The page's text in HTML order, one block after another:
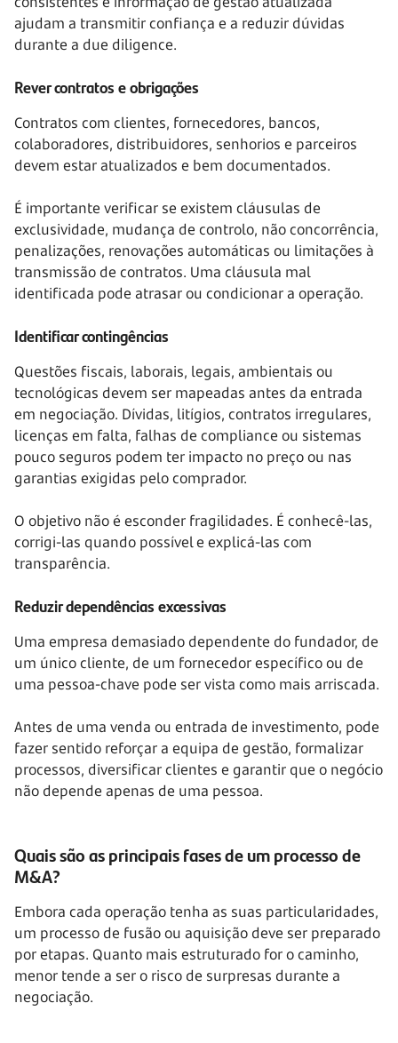
ajudam a transmitir confiança e a reduzir dúvidas
durante a due diligence.
Rever contratos e obrigações
Contratos com clientes, fornecedores, bancos,
colaboradores, distribuidores, senhorios e parceiros
devem estar atualizados e bem documentados.
É importante verificar se existem cláusulas de
exclusividade, mudança de controlo, não concorrência,
penalizações, renovações automáticas ou limitações à
transmissão de contratos. Uma cláusula mal
identificada pode atrasar ou condicionar a operação.
Identificar contingências
Questões fiscais, laborais, legais, ambientais ou
tecnológicas devem ser mapeadas antes da entrada
em negociação. Dívidas, litígios, contratos irregulares,
licenças em falta, falhas de compliance ou sistemas
pouco seguros podem ter impacto no preço ou nas
garantias exigidas pelo comprador.
O objetivo não é esconder fragilidades. É conhecê-las,
corrigi-las quando possível e explicá-las com
transparência.
Reduzir dependências excessivas
Uma empresa demasiado dependente do fundador, de
um único cliente, de um fornecedor específico ou de
uma pessoa-chave pode ser vista como mais arriscada.
Antes de uma venda ou entrada de investimento, pode
fazer sentido reforçar a equipa de gestão, formalizar
processos, diversificar clientes e garantir que o negócio
não depende apenas de uma pessoa.
Quais são as principais fases de um processo de
M&A?
Embora cada operação tenha as suas particularidades,
um processo de fusão ou aquisição deve ser preparado
por etapas. Quanto mais estruturado for o caminho,
menor tende a ser o risco de surpresas durante a
negociação.